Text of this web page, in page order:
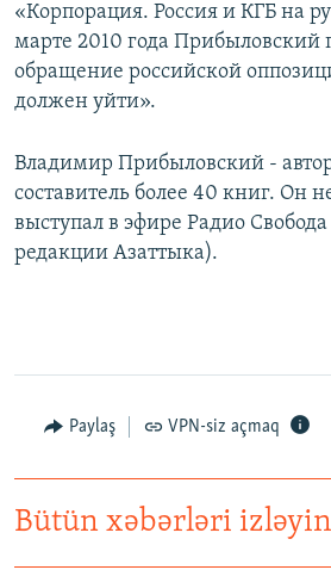
«Корпорация. Россия и КГБ на
марте 2010 года Прибыловский
обращение российской
должен уйти».
Владимир Прибыловский -
составитель более 40 книг. Он
выступал в эфире Радио
редакции Азаттыка).
Paylaş VPN-siz açmaq
Bütün xəbərləri izləyin